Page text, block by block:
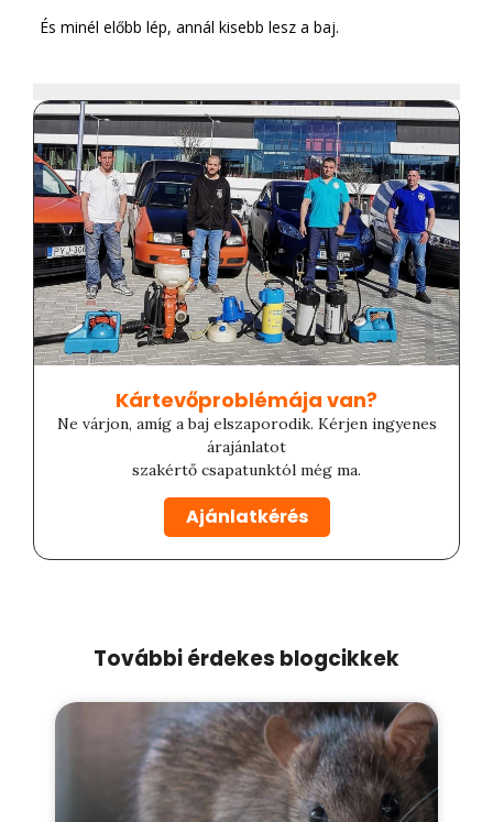
És minél előbb lép, annál kisebb lesz a baj.
Kártevőproblémája van?​
Ne várjon, amíg a baj elszaporodik. Kérjen ingyenes
árajánlatot
szakértő csapatunktól még ma.
Ajánlatkérés
További érdekes blogcikkek